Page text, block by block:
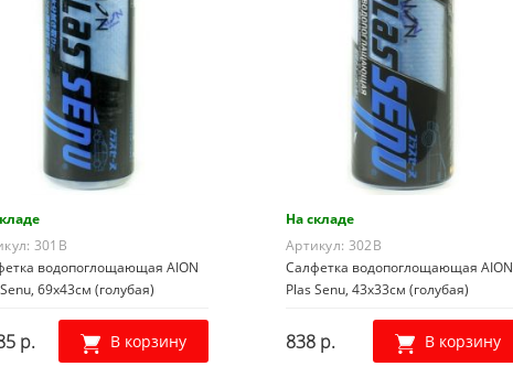
301B
водопоглощающая AION
69х43см (голубая)
р. В корзину
На складе
Артикул: 302B
Салфетка водопоглощающая AION
Plas Senu, 43х33см (голубая)
838 р. В корзину